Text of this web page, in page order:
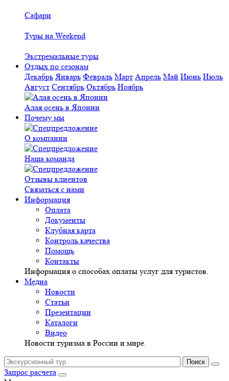
Сафари
Туры на Weekend
Экстремальные туры
Отдых по сезонам
Декабрь Январь Февраль Март Апрель Май Июнь Июль
Август Сентябрь Октябрь Ноябрь
Алая осень в Японии
Почему мы
О компании
Наша команда
Отзывы клиентов
Связаться с нами
Информация
Оплата
Документы
Клубная карта
Контроль качества
Помощь
Контакты
Информация о способах оплаты услуг для туристов.
Медиа
Новости
Статьи
Презентации
Каталоги
Видео
Новости туризма в России и мире.
Запрос расчета